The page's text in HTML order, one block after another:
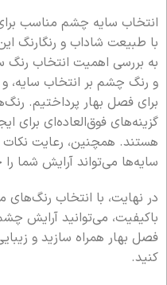
انتخاب سایه چشم مناسب
با طبیعت شاداب و رنگارنگ
به بررسی اهمیت انتخاب رنگ
و رنگ چشم بر انتخاب
برای فصل بهار پرداختیم.
گزینه‌های فوق‌العاده‌ای برای
هستند. همچنین، رعایت نکات
سایه‌ها می‌تواند آرایش شما
در نهایت، با انتخاب
باکیفیت، می‌توانید آرایش
فصل بهار همراه سازید و
کنید.